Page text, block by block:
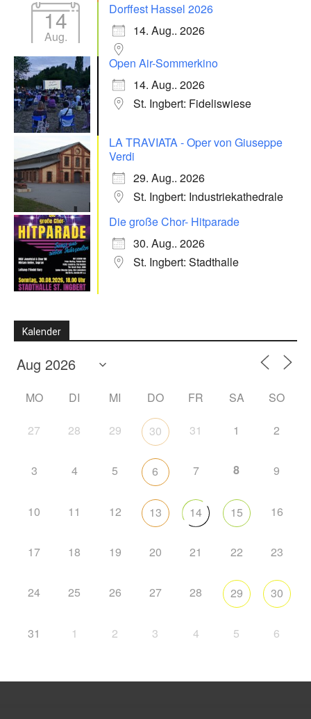
14
Aug.
Dorffest Hassel 2026
14. Aug.. 2026
Open Air-Sommerkino
14. Aug.. 2026
St. Ingbert: Fideliswiese
LA TRAVIATA - Oper von Giuseppe
Verdi
29. Aug.. 2026
St. Ingbert: Industriekathedrale
Die große Chor- Hitparade
30. Aug.. 2026
St. Ingbert: Stadthalle
Kalender
MO DI MI DO FR SA SO
27 28 29 30 31 1 2
3 4 5 6 7 8 9
10 11 12 13 14 15 16
17 18 19 20 21 22 23
24 25 26 27 28 29 30
31 1 2 3 4 5 6